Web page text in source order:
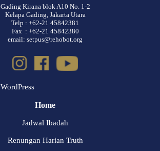
Gading Kirana blok A10 No. 1-2
Kelapa Gading, Jakarta Utara
Telp : +62-21 45842381
Fax : +62-21 45842380
email: setpus@rehobot.org
WordPress
Home
Jadwal Ibadah
Renungan Harian Truth